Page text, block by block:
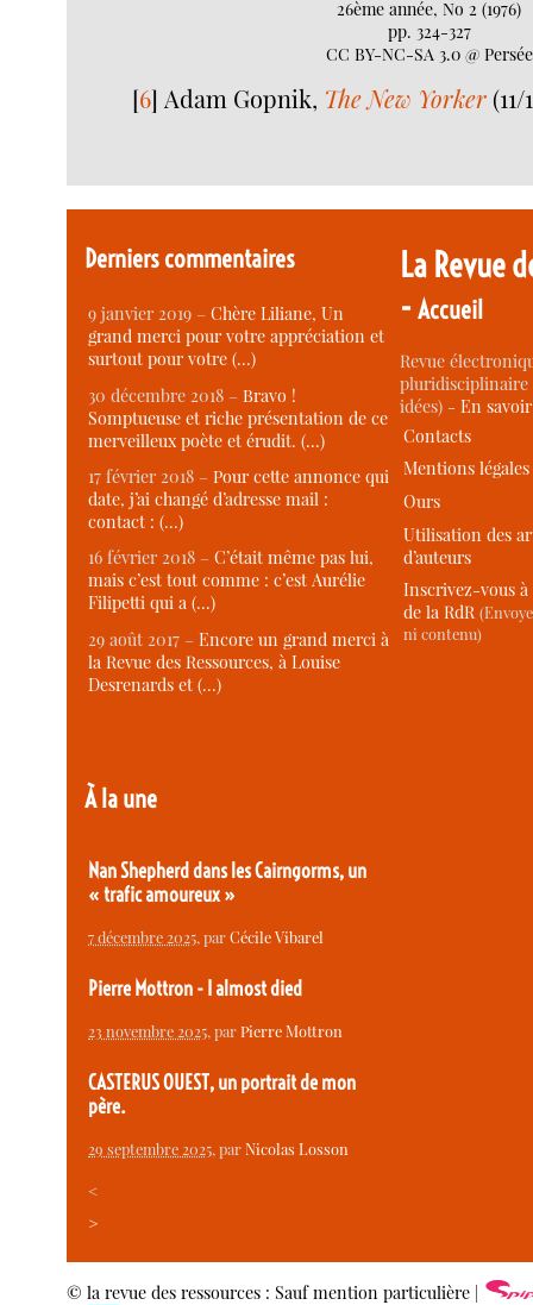
26ème année, No 2 (1976)
pp. 324-327
CC BY-NC-SA 3.0 @ Persée
[6] Adam Gopnik, The New Yorker (11/
Derniers commentaires
9 janvier 2019 –Chère Liliane, Un
grand merci pour votre appréciation et
surtout pour votre (…)
30 décembre 2018 –Bravo !
Somptueuse et riche présentation de ce
merveilleux poète et érudit. (…)
17 février 2018 –Pour cette annonce qui
date, j’ai changé d’adresse mail :
contact : (…)
16 février 2018 –C’était même pas lui,
mais c’est tout comme : c’est Aurélie
Filipetti qui a (…)
29 août 2017 –Encore un grand merci à
la Revue des Ressources, à Louise
Desrenards et (…)
À la une
Nan Shepherd dans les Cairngorms, un
« trafic amoureux »
7 décembre 2025, parCécile Vibarel
Pierre Mottron - I almost died
23 novembre 2025, parPierre Mottron
CASTERUS OUEST, un portrait de mon
père.
29 septembre 2025, parNicolas Losson
<
>
La Revue
-Accueil
Revue
idées) -En
Contacts
Mentions légales
Ours
Utilisation des
d’auteurs
Inscrivez-vous
de la RdR
ni contenu)
© la revue des ressources : Sauf mention particulière |